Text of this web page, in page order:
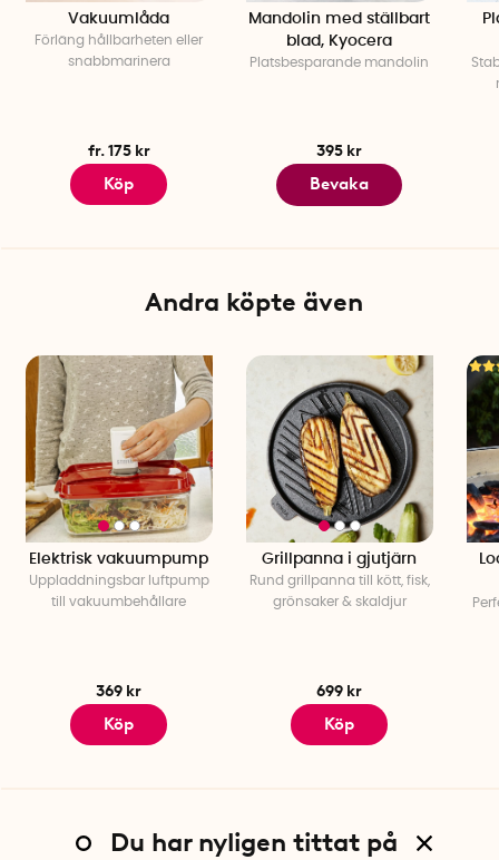
Vakuumlåda
Förläng hållbarheten eller
snabbmarinera
fr. 175 kr
Köp
Mandolin med ställbart
blad, Kyocera
Platsbesparande mandolin
395 kr
Bevaka
Andra köpte även
Elektrisk vakuumpump
Uppladdningsbar luftpump
till vakuumbehållare
369 kr
Köp
Grillpanna i gjutjärn
Rund grillpanna till kött, fisk,
grönsaker & skaldjur
699 kr
Köp
Du har nyligen tittat på